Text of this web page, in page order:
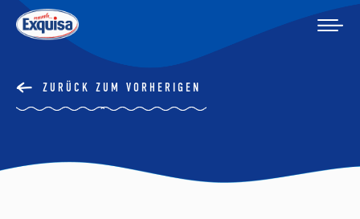
ZURÜCK ZUM VORHERIGEN